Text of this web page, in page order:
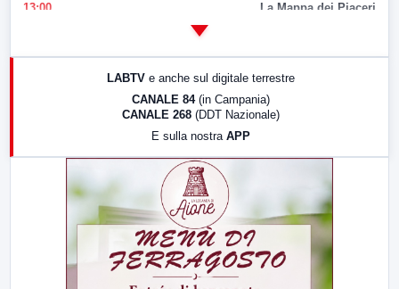
13:00 La Mappa dei Piaceri
LABTV e anche sul digitale terrestre
CANALE 84 (in Campania)
CANALE 268 (DDT Nazionale)
E sulla nostra APP